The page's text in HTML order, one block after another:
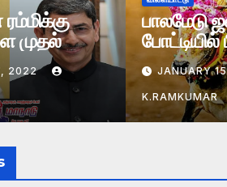
உள்ளார்
2022
தொடரை
JANUARY
K.RAMKUMAR